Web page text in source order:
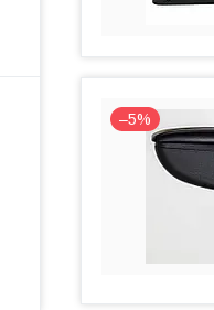
–5%